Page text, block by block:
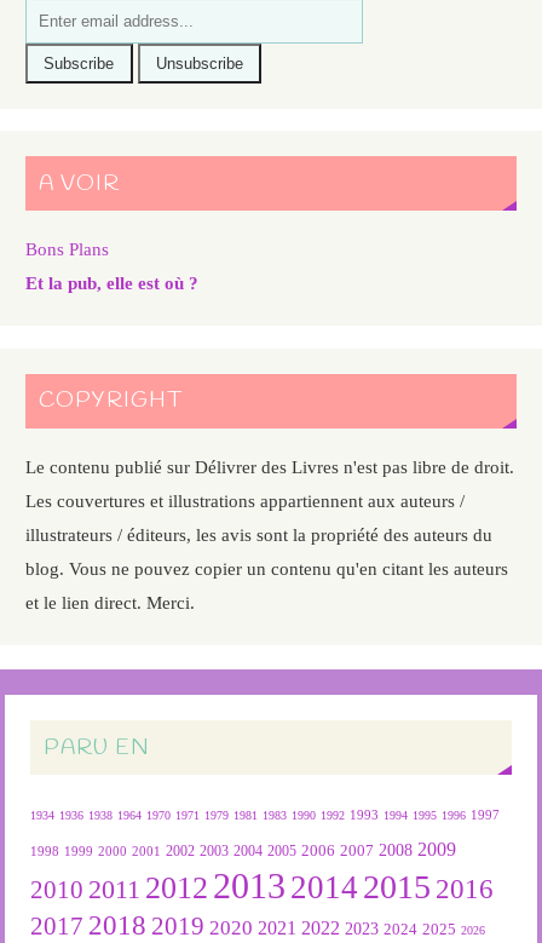
A VOIR
Bons Plans
Et la pub, elle est où ?
COPYRIGHT
Le contenu publié sur Délivrer des Livres n'est pas libre de droit.
Les couvertures et illustrations appartiennent aux auteurs /
illustrateurs / éditeurs, les avis sont la propriété des auteurs du
blog. Vous ne pouvez copier un contenu qu'en citant les auteurs
et le lien direct. Merci.
PARU EN
1934 1936 1938 1964 1970 1971 1979 1981 1983 1990 1992 1993 1994 1995 1996 1997
1998 1999 2000 2001 2002 2003 2004 2005 2006 2007 2008 2009
2010 2011 2012 2013 2014 2015 2016
2017 2018 2019 2020 2021 2022 2023 2024 2025 2026